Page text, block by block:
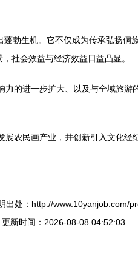
勃生机。它不仅成为传承弘扬
社会效益与经济效益日益凸显。
的进一步扩大、以及与全域旅
农民画产业，并创新引入文化
出处：http://www.10yanjob.com/
更新时间：2026-08-08 04:52:03